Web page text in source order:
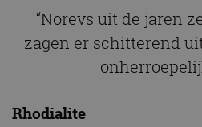
“Norevs uit de jaren
zagen er schitterend
Rhodialite